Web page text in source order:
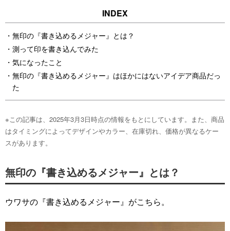
無印の『書き込めるメジャー』とは？
測って印を書き込んでみた
気になったこと
無印の『書き込めるメジャー』はほかにはないアイデア商品だっ
た
※この記事は、2025年3月3日時点の情報をもとにしています。また、商品
はタイミングによってデザインやカラー、在庫切れ、価格が異なるケー
スがあります。
無印の『書き込めるメジャー』とは？
ウワサの『書き込めるメジャー』がこちら。